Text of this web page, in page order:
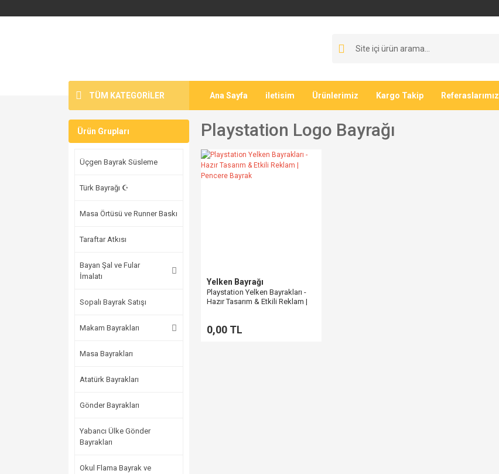
TÜM KATEGORİLER Ana Sayfa iletisim Ürünlerimiz Kargo Takip Referaslarımız
Ürün Grupları
Üçgen Bayrak Süsleme
Türk Bayrağı ☪
Masa Örtüsü ve Runner Baskı
Taraftar Atkısı
Bayan Şal ve Fular
İmalatı
Sopalı Bayrak Satışı
Makam Bayrakları
Masa Bayrakları
Atatürk Bayrakları
Gönder Bayrakları
Yabancı Ülke Gönder
Bayrakları
Okul Flama Bayrak ve
Playstation Logo Bayrağı
Yelken Bayrağı
Playstation Yelken Bayrakları -
Hazır Tasarım & Etkili Reklam |
0,00 TL